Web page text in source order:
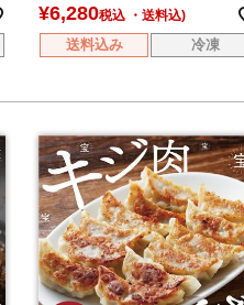
¥6,280税込
送料込み 冷凍